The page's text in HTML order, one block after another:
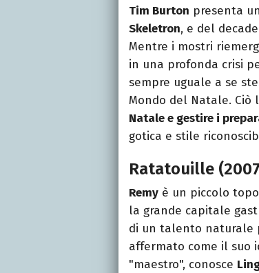
Tim Burton presenta
Skeletron, e del
Mentre i mostri
in una profonda crisi
sempre uguale a se
Mondo del Natale. Ciò
Natale e gestire i
gotica e stile
Ratatouille
Remy è un piccolo
la grande capitale
di un talento naturale
affermato come il suo
"maestro", conosce